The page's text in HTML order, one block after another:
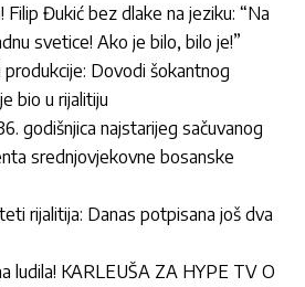
Filip Đukić bez dlake na jeziku: “Na
svetice! Ako je bilo, bilo je!”
Dovodi šokantnog
bio u rijalitiju
godišnjica najstarijeg sačuvanog
srednjovjekovne bosanske
rijalitija: Danas potpisana još dva
ludila! KARLEUŠA ZA HYPE TV O